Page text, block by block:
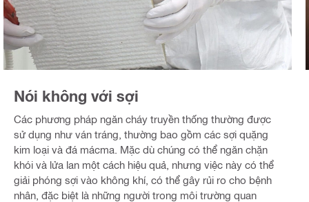
Nói không với sợi
Các phương pháp ngăn cháy truyền thống thường được
sử dụng như ván tráng, thường bao gồm các sợi quặng
kim loại và đá mácma. Mặc dù chúng có thể ngăn chặn
khói và lửa lan một cách hiệu quả, nhưng việc này có thể
giải phóng sợi vào không khí, có thể gây rủi ro cho bệnh
nhân, đặc biệt là những người trong môi trường quan